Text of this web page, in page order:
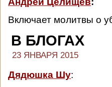
Включает молитвы о
В БЛОГАХ
23 ЯНВАРЯ 2015
Дядюшка Шу: